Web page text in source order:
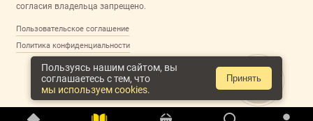
Пользуясь нашим сайтом, вы
соглашаетесь с тем, что
мы используем cookies.
Принять
согласия владельца запрещено.
Пользовательское соглашение
Политика конфиденциальности